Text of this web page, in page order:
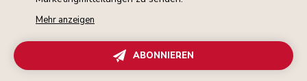
Mehr anzeigen
ABONNIEREN